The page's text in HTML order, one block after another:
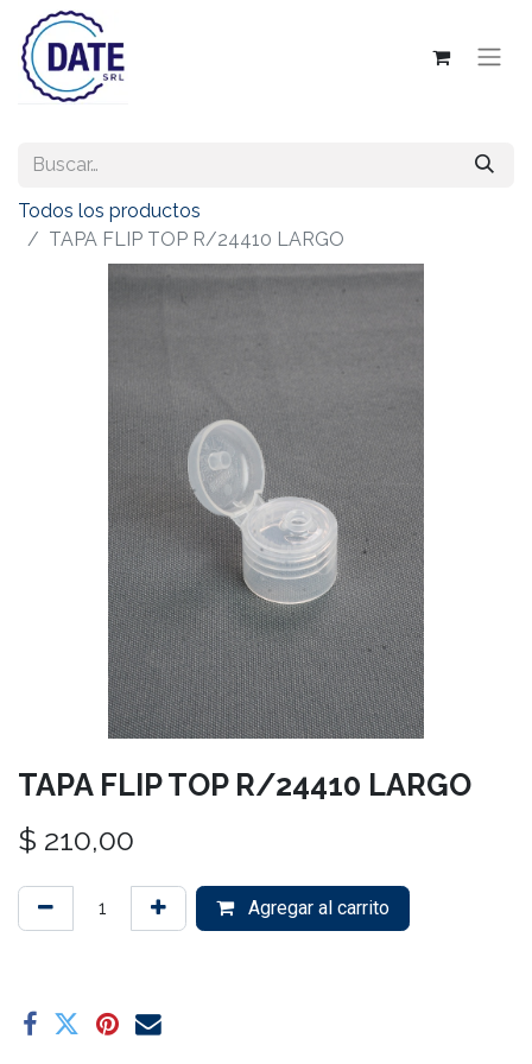
Todos los productos
TAPA FLIP TOP R/24410 LARGO
TAPA FLIP TOP R/24410 LARGO
$ 210,00
Agregar al carrito